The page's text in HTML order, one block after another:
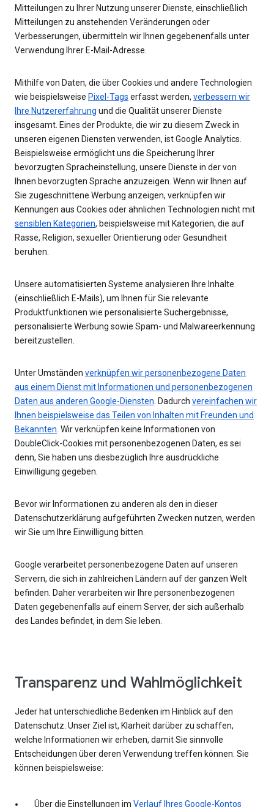
Mitteilungen zu Ihrer Nutzung unserer Dienste, einschließlich
Mitteilungen zu anstehenden Veränderungen oder
Verbesserungen, übermitteln wir Ihnen gegebenenfalls unter
Verwendung Ihrer E-Mail-Adresse.
Mithilfe von Daten, die über Cookies und andere Technologien
wie beispielsweise Pixel-Tags erfasst werden, verbessern wir
Ihre Nutzererfahrung und die Qualität unserer Dienste
insgesamt. Eines der Produkte, die wir zu diesem Zweck in
unseren eigenen Diensten verwenden, ist Google Analytics.
Beispielsweise ermöglicht uns die Speicherung Ihrer
bevorzugten Spracheinstellung, unsere Dienste in der von
Ihnen bevorzugten Sprache anzuzeigen. Wenn wir Ihnen auf
Sie zugeschnittene Werbung anzeigen, verknüpfen wir
Kennungen aus Cookies oder ähnlichen Technologien nicht mit
sensiblen Kategorien, beispielsweise mit Kategorien, die auf
Rasse, Religion, sexueller Orientierung oder Gesundheit
beruhen.
Unsere automatisierten Systeme analysieren Ihre Inhalte
(einschließlich E-Mails), um Ihnen für Sie relevante
Produktfunktionen wie personalisierte Suchergebnisse,
personalisierte Werbung sowie Spam- und Malwareerkennung
bereitzustellen.
Unter Umständen verknüpfen wir personenbezogene Daten
aus einem Dienst mit Informationen und personenbezogenen
Daten aus anderen Google-Diensten. Dadurch vereinfachen wir
Ihnen beispielsweise das Teilen von Inhalten mit Freunden und
Bekannten. Wir verknüpfen keine Informationen von
DoubleClick-Cookies mit personenbezogenen Daten, es sei
denn, Sie haben uns diesbezüglich Ihre ausdrückliche
Einwilligung gegeben.
Bevor wir Informationen zu anderen als den in dieser
Datenschutzerklärung aufgeführten Zwecken nutzen, werden
wir Sie um Ihre Einwilligung bitten.
Google verarbeitet personenbezogene Daten auf unseren
Servern, die sich in zahlreichen Ländern auf der ganzen Welt
befinden. Daher verarbeiten wir Ihre personenbezogenen
Daten gegebenenfalls auf einem Server, der sich außerhalb
des Landes befindet, in dem Sie leben.
Transparenz und Wahlmöglichkeit
Jeder hat unterschiedliche Bedenken im Hinblick auf den
Datenschutz. Unser Ziel ist, Klarheit darüber zu schaffen,
welche Informationen wir erheben, damit Sie sinnvolle
Entscheidungen über deren Verwendung treffen können. Sie
können beispielsweise:
Über die Einstellungen im Verlauf Ihres Google-Kontos